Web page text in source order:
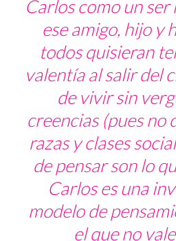
Carlos como un
ese amigo, hijo y
todos quisieran
valentía al salir del
de vivir sin
creencias (pues no
razas y clases
de pensar son lo
Carlos es una
modelo de
el que no